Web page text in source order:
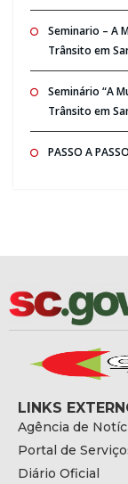
Seminario – A
Trânsito em
Seminário “A
Trânsito em
PASSO A
LINKS
Agência de
Portal de
Diário Oficial